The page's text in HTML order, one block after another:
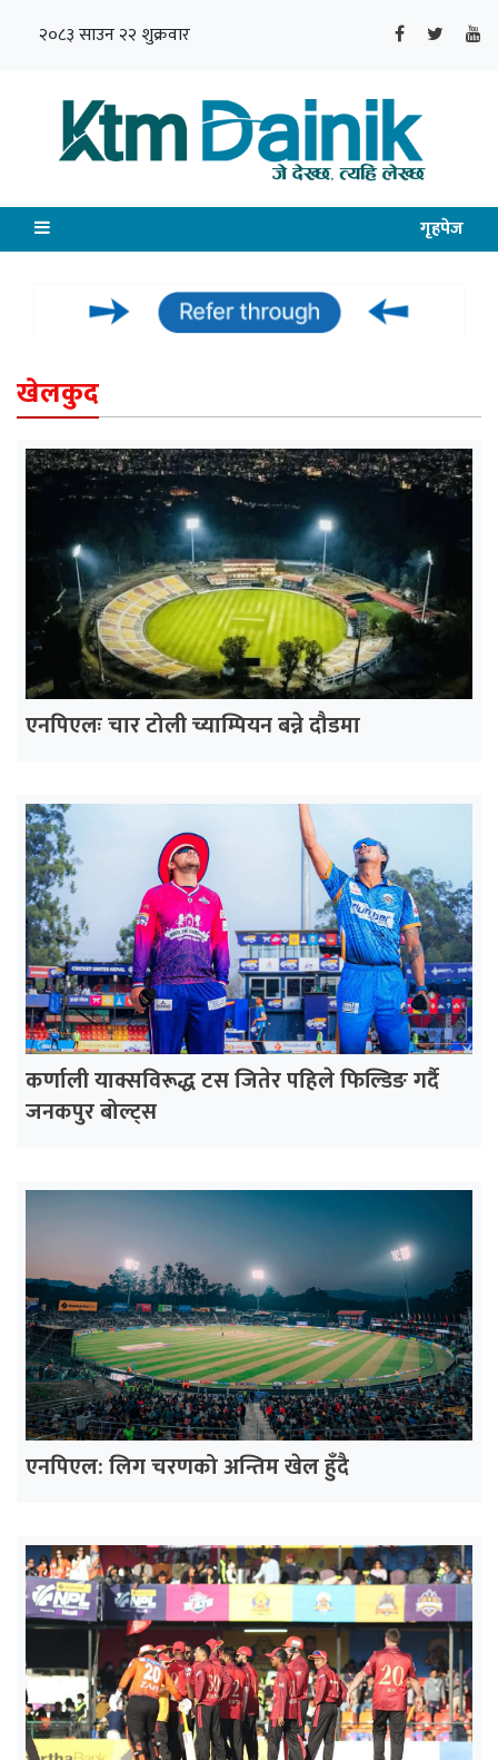
२०८३ साउन २२ शुक्रवार
गृहपेज
खेलकुद
एनपिएलः चार टोली च्याम्पियन बन्ने दौडमा
कर्णाली याक्सविरूद्ध टस जितेर पहिले फिल्डिङ गर्दै
जनकपुर बोल्ट्स
एनपिएल: लिग चरणको अन्तिम खेल हुँदै